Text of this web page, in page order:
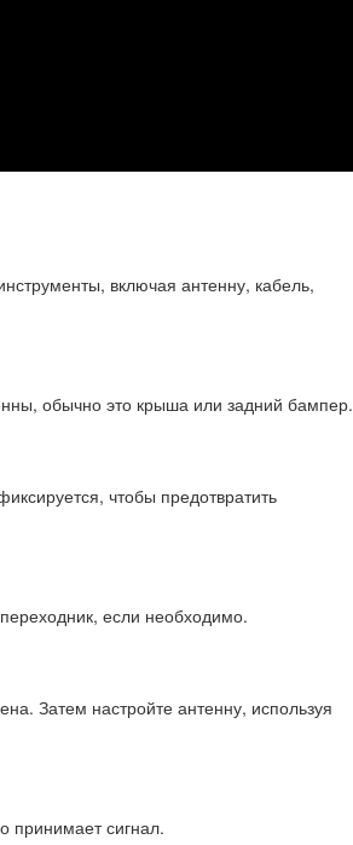
включая антенну, кабель,
обычно это крыша или задний бампер.
чтобы предотвратить
если необходимо.
Затем настройте антенну, используя
принимает сигнал.